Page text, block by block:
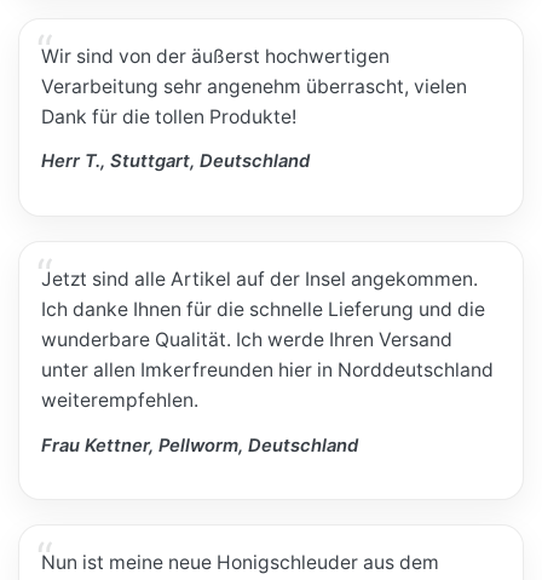
Wir sind von der äußerst hochwertigen
Verarbeitung sehr angenehm überrascht, vielen
Dank für die tollen Produkte!
Herr T., Stuttgart, Deutschland
Jetzt sind alle Artikel auf der Insel angekommen.
Ich danke Ihnen für die schnelle Lieferung und die
wunderbare Qualität. Ich werde Ihren Versand
unter allen Imkerfreunden hier in Norddeutschland
weiterempfehlen.
Frau Kettner, Pellworm, Deutschland
Nun ist meine neue Honigschleuder aus dem